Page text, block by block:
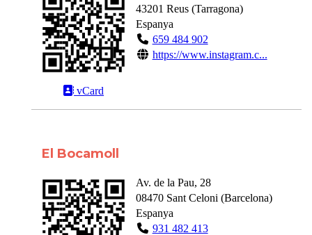
vCard
43201 Reus(Tarragona)
Espanya
659 484 902
https://www.instagram.c...
El Bocamoll
Av. de la Pau, 28
08470 Sant Celoni (Barcelona)
Espanya
931 482 413